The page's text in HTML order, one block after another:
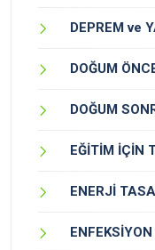
DEPREM ve
DOĞUM
DOĞUM
EĞİTİM İÇİN
ENERJİ